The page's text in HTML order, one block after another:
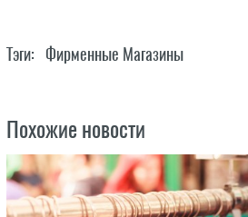
Тэги: Фирменные Магазины
Похожие новости